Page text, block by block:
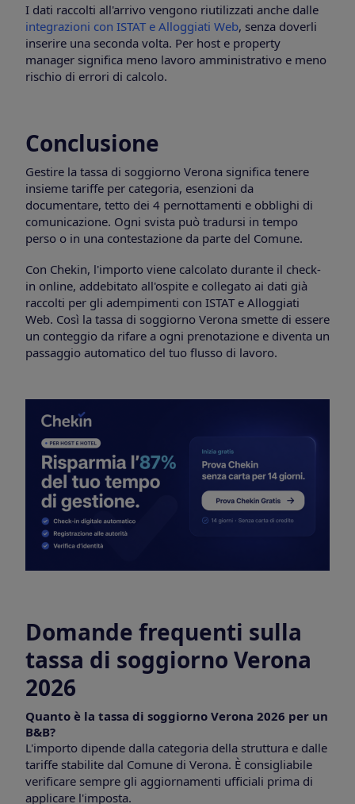
I dati raccolti all'arrivo vengono riutilizzati anche dalle
integrazioni con ISTAT e Alloggiati Web, senza doverli
inserire una seconda volta. Per host e property
manager significa meno lavoro amministrativo e meno
rischio di errori di calcolo.
Conclusione
Gestire la tassa di soggiorno Verona significa tenere
insieme tariffe per categoria, esenzioni da
documentare, tetto dei 4 pernottamenti e obblighi di
comunicazione. Ogni svista può tradursi in tempo
perso o in una contestazione da parte del Comune.
Con Chekin, l'importo viene calcolato durante il check-
in online, addebitato all'ospite e collegato ai dati già
raccolti per gli adempimenti con ISTAT e Alloggiati
Web. Così la tassa di soggiorno Verona smette di essere
un conteggio da rifare a ogni prenotazione e diventa un
passaggio automatico del tuo flusso di lavoro.
Domande frequenti sulla
tassa di soggiorno Verona
2026
Quanto è la tassa di soggiorno Verona 2026 per un
B&B?
L'importo dipende dalla categoria della struttura e dalle
tariffe stabilite dal Comune di Verona. È consigliabile
verificare sempre gli aggiornamenti ufficiali prima di
applicare l'imposta.